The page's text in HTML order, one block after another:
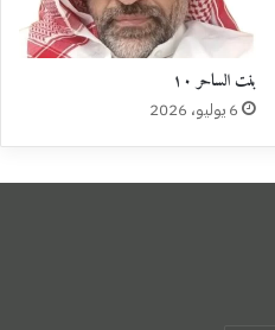
بنت الساحر ١٠
6 يوليو، 2026